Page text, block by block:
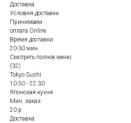
Доставка:
Условия доставки
Принимаем:
оплата Online
Время доставки:
20-30 мин.
Смотреть полное меню
(32)
Tokyo Sushi
10:50 - 22:30
Японская кухня
Мин. заказ:
20 р
Доставка: